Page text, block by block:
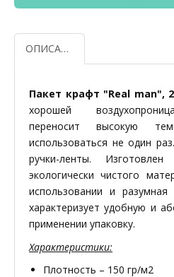
ОПИСАНИЕ
Пакет крафт "Real man",
хорошей
переносит высокую
использоваться не один
ручки-ленты.
экологически чистого
использовании и
характеризует удобную и
применении упаковку.
Характеристики:
Плотность – 150 гр/м2